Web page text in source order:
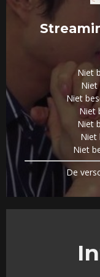
Niet
Niet
Niet
Niet
Niet
Niet
Niet
De